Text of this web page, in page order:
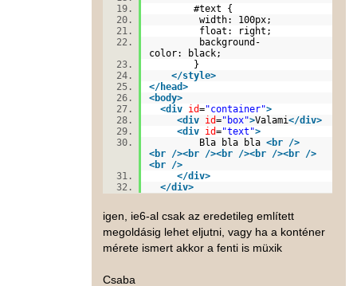
#text {
width: 100px;
float: right;
background-
color: black;
}
</style>
</head>
<body>
<div id="container">
<div id="box">Valami</div>
<div id="text">
Bla bla bla<br />
<br /><br /><br /><br /><br />
<br />
</div>
</div>
igen, ie6-al csak az eredetileg említett
megoldásig lehet eljutni, vagy ha a konténer
mérete ismert akkor a fenti is müxik
Csaba